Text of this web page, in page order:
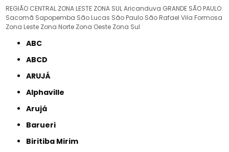
REGIÃO CENTRAL ZONA LESTE ZONA SULAricanduva GRANDE SÃO PAULO
Sacomã Sapopemba São Lucas São Paulo São Rafael Vila Formosa
Zona Leste Zona Norte Zona Oeste Zona Sul
ABC
ABCD
ARUJÁ
Alphaville
Arujá
Barueri
Biritiba Mirim